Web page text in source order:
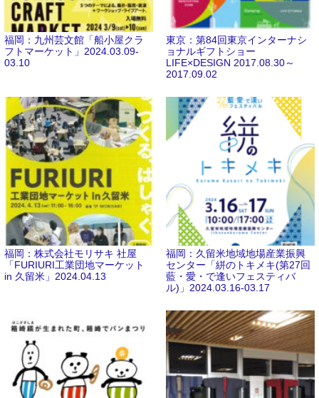
福岡：九州芸文館「船小屋クラ
フトマーケット」2024.03.09-
03.10
東京：第84回東京インターナシ
ョナルギフトショー
LIFE×DESIGN 2017.08.30～
2017.09.02
福岡：株式会社モリサキ 社屋
「FURIURI工業団地マーケット
in 久留米」2024.04.13
福岡：久留米地域地場産業振興
センター「絣のトキメキ(第27回
藍・愛・で逢いフェスティバ
ル)」2024.03.16-03.17